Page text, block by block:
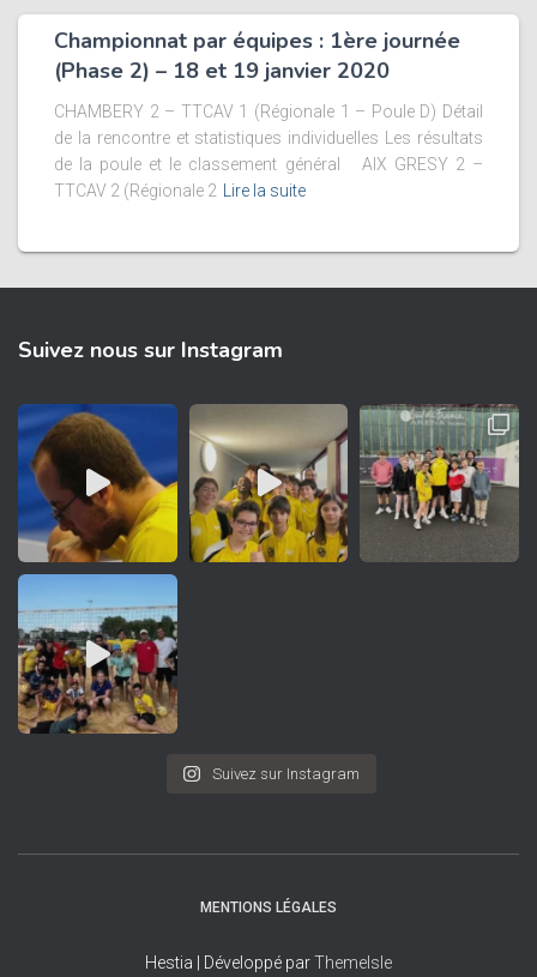
Championnat par équipes : 1ère journée
(Phase 2) – 18 et 19 janvier 2020
CHAMBERY 2 – TTCAV 1 (Régionale 1 – Poule D) Détail
de la rencontre et statistiques individuelles Les résultats
de la poule et le classement général AIX GRESY 2 –
TTCAV 2 (Régionale 2
Lire la suite
Suivez nous sur Instagram
Suivez sur Instagram
MENTIONS LÉGALES
Hestia | Développé parThemeIsle